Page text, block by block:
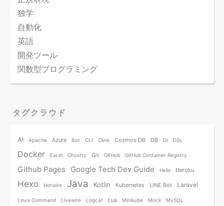
独学
自動化
英語
開発ツール
関数型プログラミング
タグクラウド
AI Apache Azure Bot CLI Cline Cosmos DB DB DI DSL
Docker Excel Ghostty Git GitHub GitHub Container Registry
Github Pages Google Tech Dev Guide Helix Heroku
Hexo Hotwire Java Kotlin Kubernetes LINE Bot Laravel
Linux Command Livewire Logcat Lua Minikube Mock MySQL